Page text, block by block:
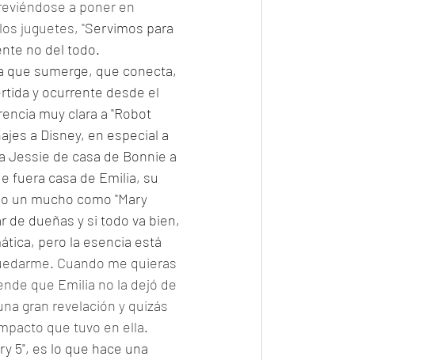
a poner en
juguetes, "Servimos para
no del todo.
que sumerge, que conecta,
y ocurrente desde el
muy clara a "Robot
a Disney, en especial a
Jessie de casa de Bonnie a
fuera casa de Emilia, su
un mucho como "Mary
de dueñas y si todo va bien,
pero la esencia está
Cuando me quieras
que Emilia no la dejó de
gran revelación y quizás
que tuvo en ella.
5", es lo que hace una